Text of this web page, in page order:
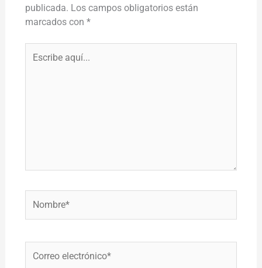
publicada. Los campos obligatorios están
marcados con *
aquí...
electrónico*